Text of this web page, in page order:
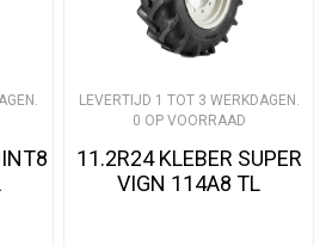
LEVERTIJD 1 TOT 3 WERKDAGEN.
0 OP VOORRAAD
11.2R24 KLEBER SUPER
VIGN 114A8 TL